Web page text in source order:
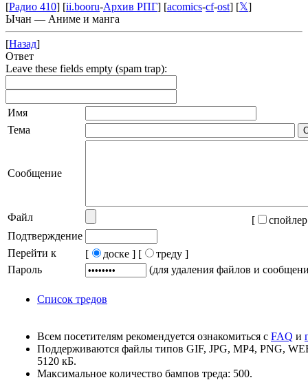
[Радио 410] [ii.booru-Архив РПГ] [acomics-cf-ost] [𝕏]
Ычан — Аниме и манга
[Назад]
Ответ
Leave these fields empty (spam trap):
Имя
Тема
Сообщение
Файл [
Подтверждение
Перейти к
[ доске ] [
треду ]
Пароль
(для удаления файлов и
Список тредов
Всем посетителям рекомендуется ознакомиться с FAQ и
Поддерживаются файлы типов GIF, JPG, MP4, PNG,
5120 кБ.
Максимальное количество бампов треда: 500.